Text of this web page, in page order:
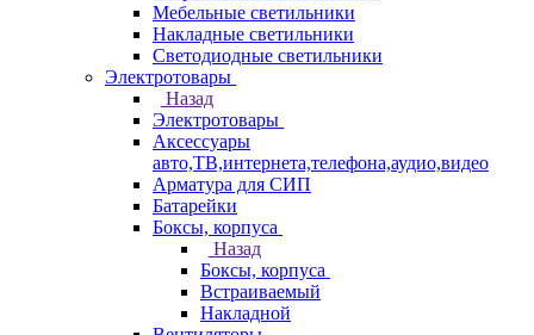
Мебельные светильники
Накладные светильники
Светодиодные светильники
Электротовары
Назад
Электротовары
Аксессуары
авто,ТВ,интернета,телефона,аудио,видео
Арматура для СИП
Батарейки
Боксы, корпуса
Назад
Боксы, корпуса
Встраиваемый
Накладной